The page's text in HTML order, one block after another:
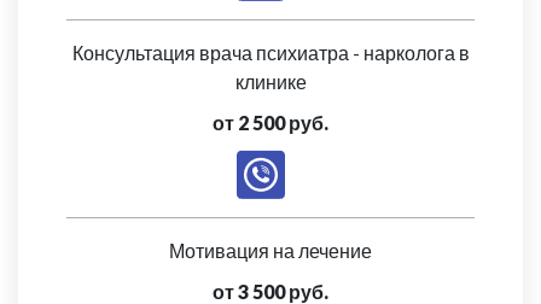
Консультация врача психиатра - нарколога в
клинике
от 2 500 руб.
Мотивация на лечение
от 3 500 руб.